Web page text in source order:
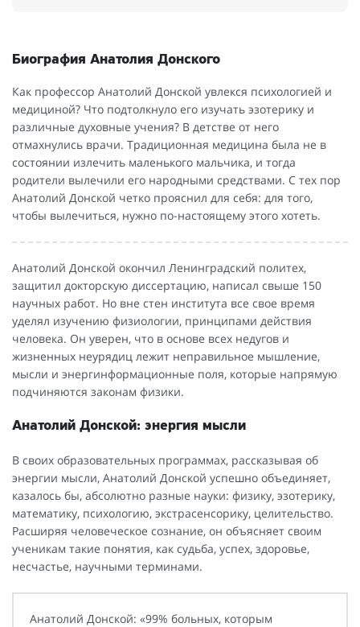
Биография Анатолия Донского
Как профессор Анатолий Донской увлекся психологией и
медициной? Что подтолкнуло его изучать эзотерику и
различные духовные учения? В детстве от него
отмахнулись врачи. Традиционная медицина была не в
состоянии излечить маленького мальчика, и тогда
родители вылечили его народными средствами. С тех пор
Анатолий Донской четко прояснил для себя: для того,
чтобы вылечиться, нужно по-настоящему этого хотеть.
Анатолий Донской окончил Ленинградский политех,
защитил докторскую диссертацию, написал свыше 150
научных работ. Но вне стен института все свое время
уделял изучению физиологии, принципами действия
человека. Он уверен, что в основе всех недугов и
жизненных неурядиц лежит неправильное мышление,
мысли и энергинформационные поля, которые напрямую
подчиняются законам физики.
Анатолий Донской: энергия мысли
В своих образовательных программах, рассказывая об
энергии мысли, Анатолий Донской успешно объединяет,
казалось бы, абсолютно разные науки: физику, эзотерику,
математику, психологию, экстрасенсорику, целительство.
Расширяя человеческое сознание, он объясняет своим
ученикам такие понятия, как судьба, успех, здоровье,
несчастье, научными терминами.
Анатолий Донской: «99% больных, которым